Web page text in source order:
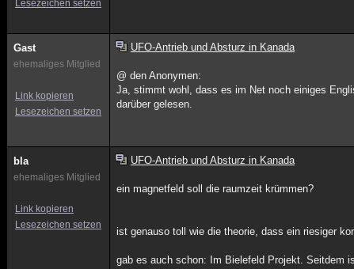
Lesezeichen setzen
Gast
ehemaliges Mitglied
Link kopieren
Lesezeichen setzen
UFO-Antrieb und Absturz in Kanada
@ den Anonymen:
Ja, stimmt wohl, dass es im Net noch einiges
darüber gelesen.
bla
ehemaliges Mitglied
Link kopieren
Lesezeichen setzen
UFO-Antrieb und Absturz in Kanada
ein magnetfeld soll die raumzeit krümmen?
ist genauso toll wie die theorie, dass ein riesiger
gab es auch schon: Im Bielefeld Projekt. Seitdem